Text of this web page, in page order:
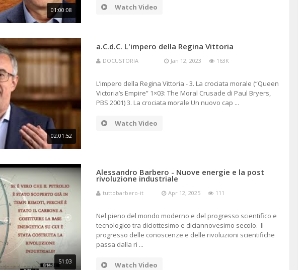
01:00:08 Watch Video
02:01:52
a.C.d.C. L'impero della Regina Vittoria
DOCUSTORIA Jan 12, 2023 163K
L’impero della Regina Vittoria - 3. La crociata morale (“Queen
Victoria’s Empire” 1×03: The Moral Crusade di Paul Bryers,
PBS 2001) 3. La crociata morale Un nuovo cap ...
Watch Video
51:03
Alessandro Barbero - Nuove energie e la post
rivoluzione industriale
tuttobarbero-it Apr 12, 2025 111
Nel pieno del mondo moderno e del progresso scientifico e
tecnologico tra diciottesimo e diciannovesimo secolo. Il
progresso delle conoscenze e delle rivoluzioni scientifiche
passa dalla ri ...
Watch Video
Alessandro Barbero - Il corpo nel medioevo,
tra scienza e fede
admin May 27, 2026
La caduta dell’Impero Romano e il
riavanzare delle foreste
tuttobarbero-it